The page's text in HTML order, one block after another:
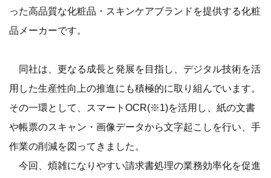
った高品質な化粧品・スキンケアブランドを提供する化粧
品メーカーです。
同社は、更なる成長と発展を目指し、デジタル技術を活
用した生産性向上の推進にも積極的に取り組んでいます。
その一環として、スマートOCR(※1)を活用し、紙の文書
や帳票のスキャン・画像データから文字起こしを行い、手
作業の削減を図ってきました。
今回、煩雑になりやすい請求書処理の業務効率化を促進